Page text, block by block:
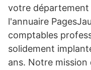
votre département
l'annuaire
comptables
solidement
ans. Notre